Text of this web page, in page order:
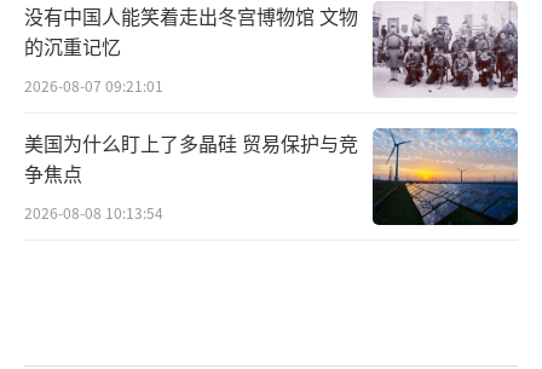
没有中国人能笑着走出冬宫博物馆 文物
的沉重记忆
2026-08-07 09:21:01
美国为什么盯上了多晶硅 贸易保护与竞
争焦点
2026-08-08 10:13:54